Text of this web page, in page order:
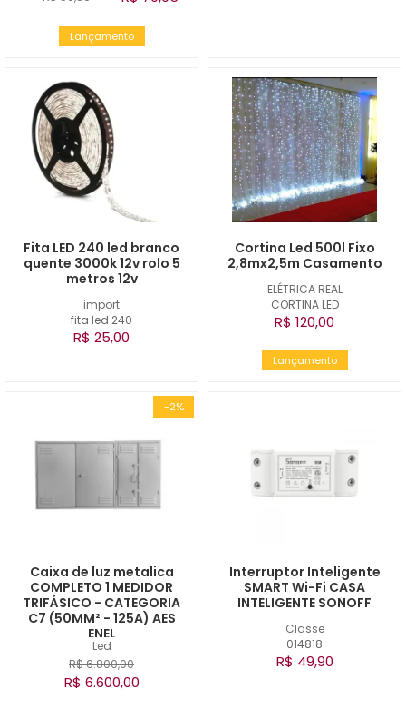
Lançamento
import
fita led 240
Fita LED 240 led branco
quente 3000k 12v rolo 5
metros 12v
R$ 25,00
ELÉTRICA REAL
CORTINA LED
Cortina Led 500l Fixo
2,8mx2,5m Casamento
R$ 120,00
Lançamento
-2%
Led
Caixa de luz metalica
COMPLETO 1 MEDIDOR
TRIFÁSICO - CATEGORIA
C7 (50MM² - 125A) AES
ENEL
R$ 6.800,00
R$ 6.600,00
Classe
014818
Interruptor Inteligente
SMART Wi-Fi CASA
INTELIGENTE SONOFF
R$ 49,90